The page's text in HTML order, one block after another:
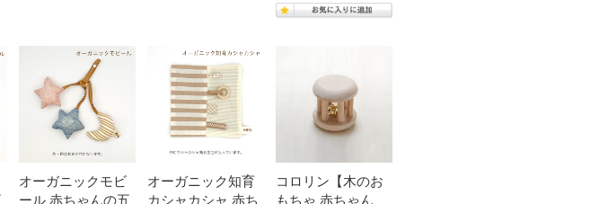
オーガニックモビ
ール 赤ちゃんの五
オーガニック知育
カシャカシャ 赤ち
コロリン【木のお
もちゃ 赤ちゃん